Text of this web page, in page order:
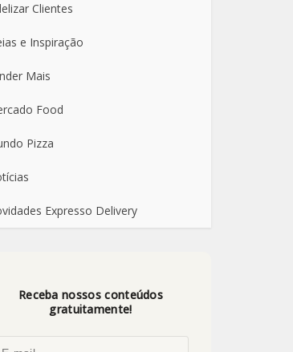
Clientes
e Inspiração
Mais
Food
Pizza
Expresso Delivery
Receba nossos conteúdos
gratuitamente!